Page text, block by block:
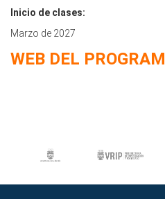
Inicio de clases:
Marzo de 2027
WEB DEL